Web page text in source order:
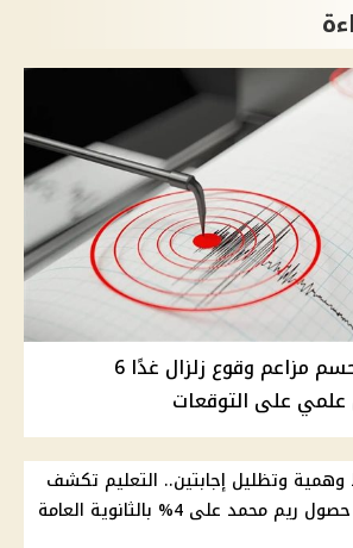
البحوث الفلكية تحسم مزاعم وقوع زلزال غدًا 6
على التوقعات
وهمية وتظليل إجابتين.. التعليم تكشف
محمد على 4% بالثانوية العامة